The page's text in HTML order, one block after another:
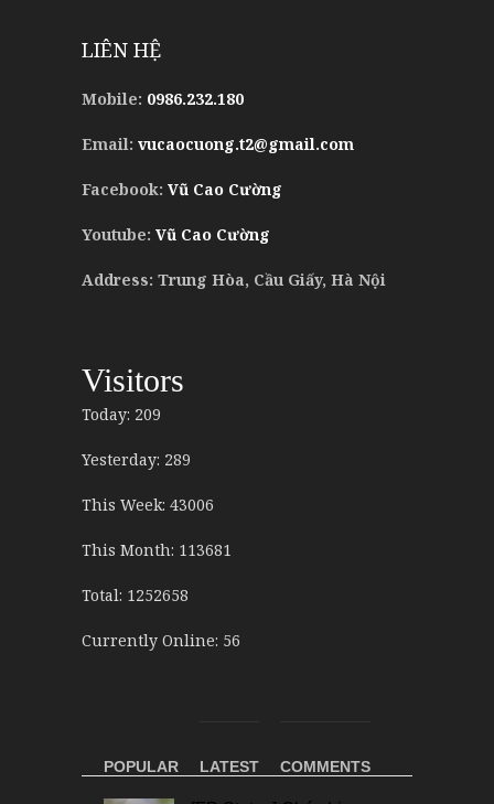
LIÊN HỆ
Mobile: 0986.232.180
Email: vucaocuong.t2@gmail.com
Facebook: Vũ Cao Cường
Youtube: Vũ Cao Cường
Address: Trung Hòa, Cầu Giấy, Hà Nội
Visitors
Today: 209
Yesterday: 289
This Week: 43006
This Month: 113681
Total: 1252658
Currently Online: 56
POPULAR LATEST COMMENTS